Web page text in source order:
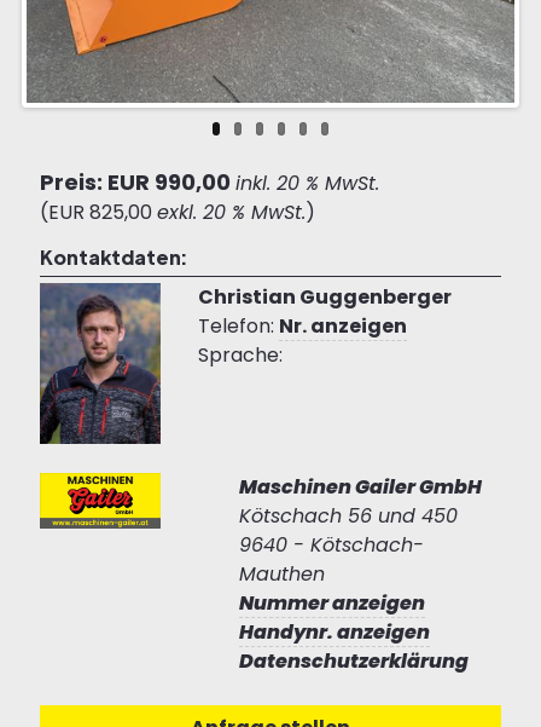
Preis: EUR 990,00 inkl. 20 % MwSt.
(EUR 825,00 exkl. 20 % MwSt.)
Kontaktdaten:
Christian Guggenberger
Telefon: Nr. anzeigen
Sprache:
Maschinen Gailer GmbH
Kötschach 56 und 450
9640 - Kötschach-
Mauthen
Nummer anzeigen
Handynr. anzeigen
Datenschutzerklärung